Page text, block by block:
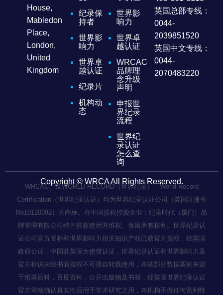
House,
Mabledon
Place,
London,
United
Kingdom
纪录保
持者
世界影
响力
世界卓
越认证
纪录片
机构动
态
世界影
响力
世界卓
越认证
WRCAC
品牌理
念升级
声明
申报世
界纪录
流程
世界纪
录认证
怎么查
询
英国总部专线：
0044-
2039851520
英国中文专线：
0044-
2070483220
Copyright © WRCA All Rights Reserved.
WRCAC、及WORLD RECORD（世界纪录）、World Record
Certification（世界纪录认证）均为世界纪录认证公司（英国注册号
No10120392）的商标。在中国授权控股企业：纪录时代（厦门）品
牌管理有限公司特许授权使用并维权。保留所有权利。世界纪录认
证公司官方图标和世界影响力相关知识产权已获官方授权，经英国
政府公证，中国驻英国大使馆认证，世界纪录认证和世界影响力及
官方标识未经书面授权不可擅自转载使用，本站部分数据案例来源
于维基百科，百度百科，公开出版物及书籍，经英国世界纪录认证
官方审核确认真实性后用于学术研究之用，本机构不做任何营利性